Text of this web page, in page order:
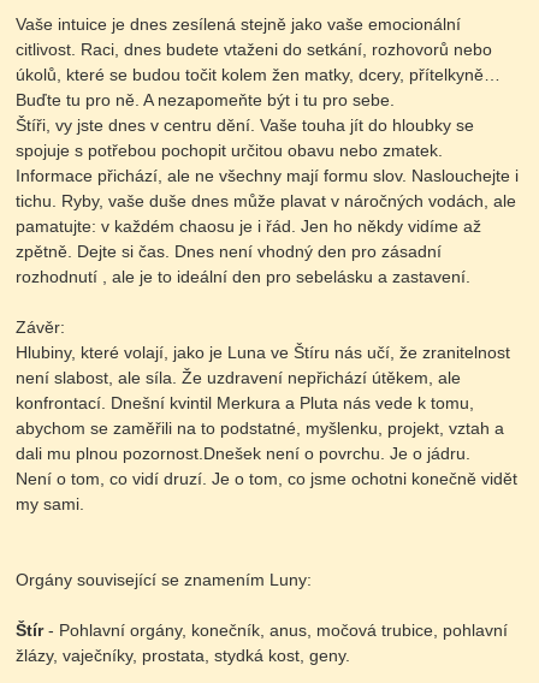
Vaše intuice je dnes zesílená stejně jako vaše emocionální
citlivost. Raci, dnes budete vtaženi do setkání, rozhovorů nebo
úkolů, které se budou točit kolem žen matky, dcery, přítelkyně…
Buďte tu pro ně. A nezapomeňte být i tu pro sebe.
Štíři, vy jste dnes v centru dění. Vaše touha jít do hloubky se
spojuje s potřebou pochopit určitou obavu nebo zmatek.
Informace přichází, ale ne všechny mají formu slov. Naslouchejte i
tichu. Ryby, vaše duše dnes může plavat v náročných vodách, ale
pamatujte: v každém chaosu je i řád. Jen ho někdy vidíme až
zpětně. Dejte si čas. Dnes není vhodný den pro zásadní
rozhodnutí , ale je to ideální den pro sebelásku a zastavení.
Závěr:
Hlubiny, které volají, jako je Luna ve Štíru nás učí, že zranitelnost
není slabost, ale síla. Že uzdravení nepřichází útěkem, ale
konfrontací. Dnešní kvintil Merkura a Pluta nás vede k tomu,
abychom se zaměřili na to podstatné, myšlenku, projekt, vztah a
dali mu plnou pozornost.Dnešek není o povrchu. Je o jádru.
Není o tom, co vidí druzí. Je o tom, co jsme ochotni konečně vidět
my sami.
Orgány související se znamením Luny:
Štír- Pohlavní orgány, konečník, anus, močová trubice, pohlavní
žlázy, vaječníky, prostata, stydká kost, geny.